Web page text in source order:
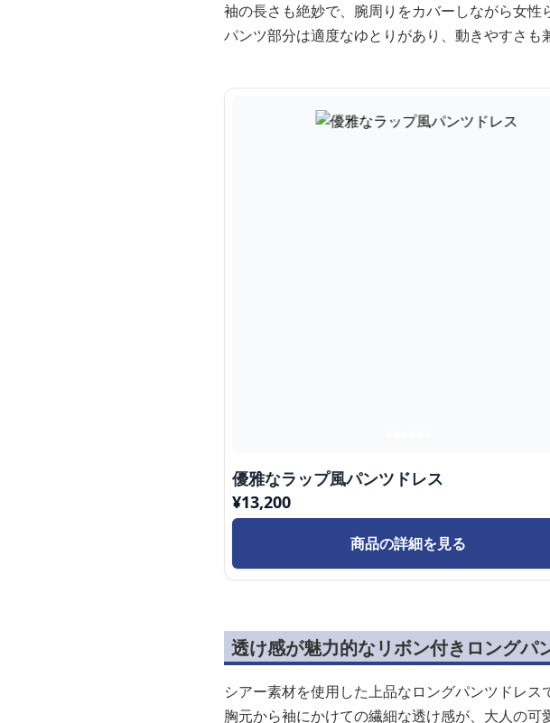
袖の長さも絶妙で、腕周りをカバーしながら女性
パンツ部分は適度なゆとりがあり、動きやすさも
優雅なラップ風パンツドレス
¥13,200
商品の詳細を見る
透け感が魅力的なリボン付きロングパ
シアー素材を使用した上品なロングパンツドレス
胸元から袖にかけての繊細な透け感が、大人の可